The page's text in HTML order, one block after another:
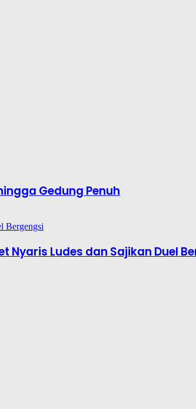
Gedung Penuh
Nyaris Ludes dan Sajikan Duel